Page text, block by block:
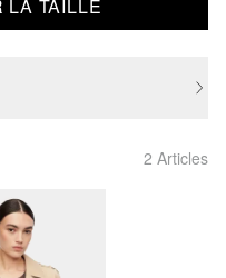
LA TAILLE
2 Articles